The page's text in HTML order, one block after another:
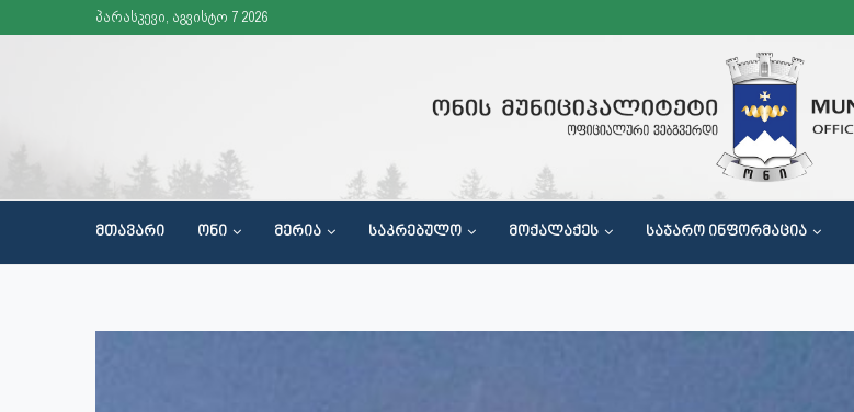
პარასკევი, აგვისტო 7 2026
ᲛᲗᲐᲕᲐᲠᲘ ᲝᲜᲘ ᲛᲔᲠᲘᲐ ᲡᲐᲙᲠᲔᲑᲣᲚᲝ ᲛᲝᲥᲐᲚᲐᲥᲔᲡ ᲡᲐᲯᲐᲠᲝ ᲘᲜᲤᲝᲠᲛᲐᲪᲘᲐ